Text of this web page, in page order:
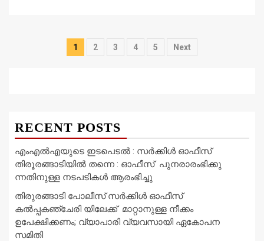
Posts
1 2 3 4 5 Next
RECENT POSTS
എംഎൽഎയുടെ ഇടപെടൽ : സര്‍ക്കിള്‍ ഓഫീസ്
തിരൂരങ്ങാടിയിൽ തന്നെ : ഓഫീസ് പുനരാരംഭിക്കു
ന്നതിനുള്ള നടപടികൾ ആരംഭിച്ചു
തിരുരങ്ങാടി പോലീസ് സർക്കിൾ ഓഫീസ്
കൽപ്പകഞ്ചേരി യിലേക്ക് മാറ്റാനുള്ള നീക്കം
ഉപേക്ഷിക്കണം; വ്യാപാരി വ്യവസായി ഏകോപന
സമിതി